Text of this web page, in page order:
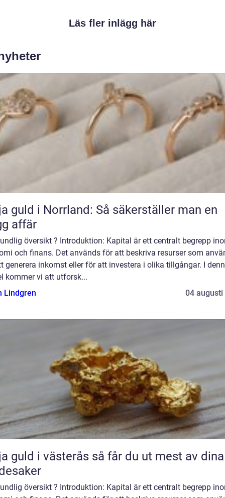
Läs fler inlägg här
guld i Norrland: Så säkerställer man en
affär
översikt ? Introduktion: Kapital är ett centralt begrepp
och finans. Det används för att beskriva resurser som
generera inkomst eller för att investera i olika tillgångar. I
kommer vi att utforsk...
Lindgren
04 augusti
i västerås så får du ut mest av dina
översikt ? Introduktion: Kapital är ett centralt begrepp